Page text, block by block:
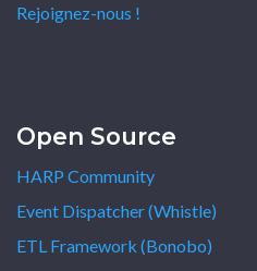
Rejoignez-nous !
Open Source
HARP Community
Event Dispatcher (Whistle)
ETL Framework (Bonobo)